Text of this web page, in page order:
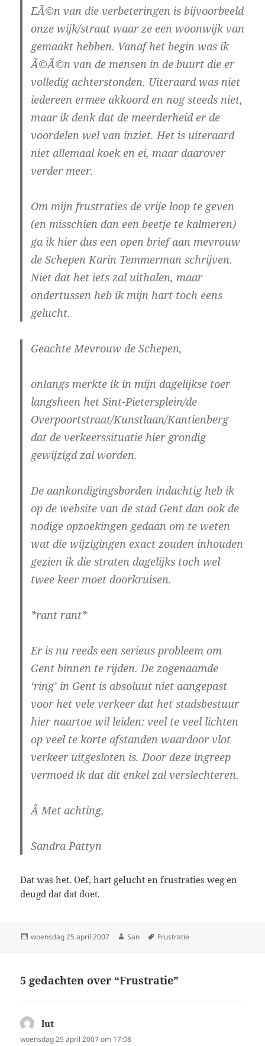
EÃ©n van die verbeteringen is bijvoorbeeld
onze wijk/straat waar ze een woonwijk van
gemaakt hebben. Vanaf het begin was ik
Ã©Ã©n van de mensen in de buurt die er
volledig achterstonden. Uiteraard was niet
iedereen ermee akkoord en nog steeds niet,
maar ik denk dat de meerderheid er de
voordelen wel van inziet. Het is uiteraard
niet allemaal koek en ei, maar daarover
verder meer.
Om mijn frustraties de vrije loop te geven
(en misschien dan een beetje te kalmeren)
ga ik hier dus een open brief aan mevrouw
de Schepen Karin Temmerman schrijven.
Niet dat het iets zal uithalen, maar
ondertussen heb ik mijn hart toch eens
gelucht.
Geachte Mevrouw de Schepen,
onlangs merkte ik in mijn dagelijkse toer
langsheen het Sint-Pietersplein/de
Overpoortstraat/Kunstlaan/Kantienberg
dat de verkeerssituatie hier grondig
gewijzigd zal worden.
De aankondigingsborden indachtig heb ik
op de website van de stad Gent dan ook de
nodige opzoekingen gedaan om te weten
wat die wijzigingen exact zouden inhouden
gezien ik die straten dagelijks toch wel
twee keer moet doorkruisen.
*rant rant*
Er is nu reeds een serieus probleem om
Gent binnen te rijden. De zogenaamde
‘ring’ in Gent is absoluut niet aangepast
voor het vele verkeer dat het stadsbestuur
hier naartoe wil leiden: veel te veel lichten
op veel te korte afstanden waardoor vlot
verkeer uitgesloten is. Door deze ingreep
vermoed ik dat dit enkel zal verslechteren.
Â Met achting,
Sandra Pattyn
Dat was het. Oef, hart gelucht en frustraties weg en
deugd dat dat doet.
Geplaatst
woensdag 25 april 2007 Auteur
San Tags
Frustratie
5 gedachten over “Frustratie”
lut
woensdag 25 april 2007 om 17:08